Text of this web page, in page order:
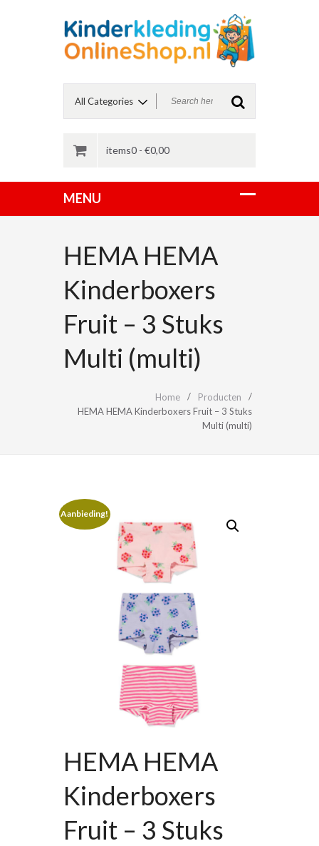
items0 - €0,00
HEMA HEMA
Kinderboxers
Fruit – 3 Stuks
Multi (multi)
Home
Producten
HEMA HEMA Kinderboxers Fruit – 3 Stuks
Multi (multi)
Aanbieding!
HEMA HEMA
Kinderboxers
Fruit – 3 Stuks